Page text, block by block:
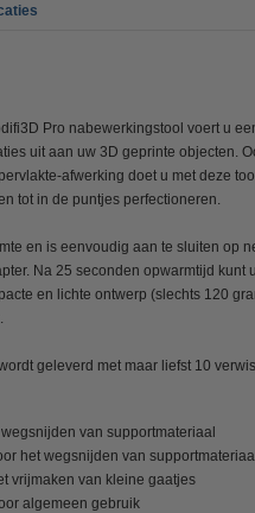
Pro nabewerkingstool voert u
uit aan uw 3D geprinte objecten.
afwerking doet u met deze
tot in de puntjes perfectioneren.
en is eenvoudig aan te sluiten op
Na 25 seconden opwarmtijd kunt
en lichte ontwerp (slechts 120
geleverd met maar liefst 10
van supportmateriaal
het wegsnijden van supportmateriaal
vrijmaken van kleine gaatjes
algemeen gebruik